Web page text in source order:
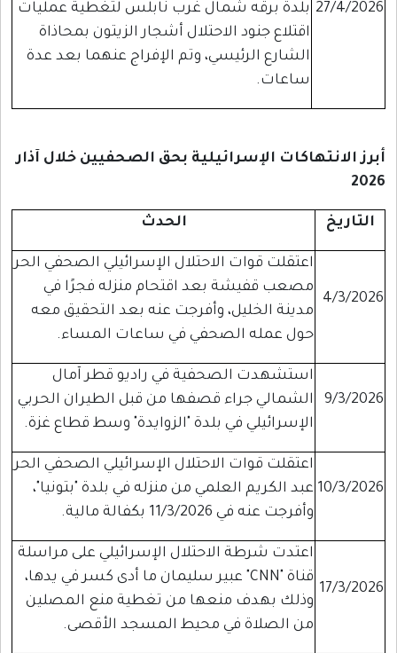
27/4/2026 بلدة برقه شمال غرب نابلس لتغطية عمليات
اقتلاع جنود الاحتلال أشجار الزيتون بمحاذاة
الشارع الرئيسي، وتم الإفراج عنهما بعد عدة
ساعات.
أبرز الانتهاكات الإسرائيلية بحق الصحفيين خلال آذار
2026
التاريخ الحدث
4/3/2026
اعتقلت قوات الاحتلال الإسرائيلي الصحفي الحر
مصعب قفيشة بعد اقتحام منزله فجرًا في
مدينة الخليل، وأفرجت عنه بعد التحقيق معه
حول عمله الصحفي في ساعات المساء.
9/3/2026
استشهدت الصحفية في راديو قطر آمال
الشمالي جراء قصفها من قبل الطيران الحربي
الإسرائيلي في بلدة "الزوايدة" وسط قطاع غزة.
10/3/2026
اعتقلت قوات الاحتلال الإسرائيلي الصحفي الحر
عبد الكريم العلمي من منزله في بلدة "بتونيا"،
وأفرجت عنه في 11/3/2026 بكفالة مالية.
17/3/2026
اعتدت شرطة الاحتلال الإسرائيلي على مراسلة
قناة "CNN" عبير سليمان ما أدى كسر في يدها،
وذلك بهدف منعها من تغطية منع المصلين
من الصلاة في محيط المسجد الأقصى.